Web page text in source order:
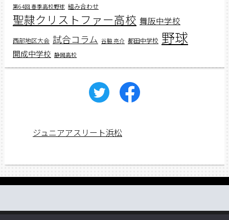
第64回 春季高校野球 組み合わせ
聖隷クリストファー高校 舞阪中学校
西部地区大会 試合コラム 谷脇 亮介 都田中学校 野球
開成中学校 静岡高校
ジュニアアスリート浜松